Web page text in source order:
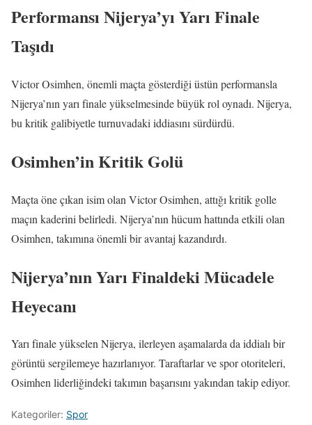
Performansı Nijerya’yı Yarı Finale
Taşıdı
Victor Osimhen, önemli maçta gösterdiği üstün performansla
Nijerya’nın yarı finale yükselmesinde büyük rol oynadı. Nijerya,
bu kritik galibiyetle turnuvadaki iddiasını sürdürdü.
Osimhen’in Kritik Golü
Maçta öne çıkan isim olan Victor Osimhen, attığı kritik golle
maçın kaderini belirledi. Nijerya’nın hücum hattında etkili olan
Osimhen, takımına önemli bir avantaj kazandırdı.
Nijerya’nın Yarı Finaldeki Mücadele
Heyecanı
Yarı finale yükselen Nijerya, ilerleyen aşamalarda da iddialı bir
görüntü sergilemeye hazırlanıyor. Taraftarlar ve spor otoriteleri,
Osimhen liderliğindeki takımın başarısını yakından takip ediyor.
Kategoriler: Spor